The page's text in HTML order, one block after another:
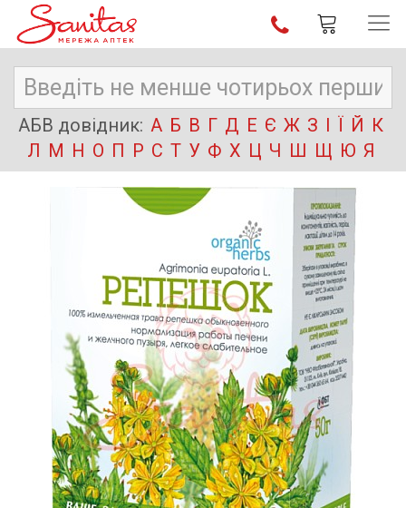
АБВ довідник: А Б В Г Д Е Є Ж З І Ї Й К
Л М Н О П Р С Т У Ф Х Ц Ч Ш Щ Ю Я